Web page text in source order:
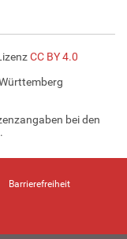
CC BY 4.0
bei den
Barrierefreiheit